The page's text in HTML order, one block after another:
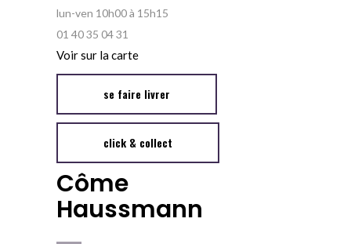
lun-ven 10h00 à 15h15
01 40 35 04 31
Voir sur la carte
se faire livrer
click & collect
Côme
Haussmann